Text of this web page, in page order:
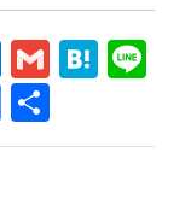
LinkedIn
Gmail
Google
Translate
有